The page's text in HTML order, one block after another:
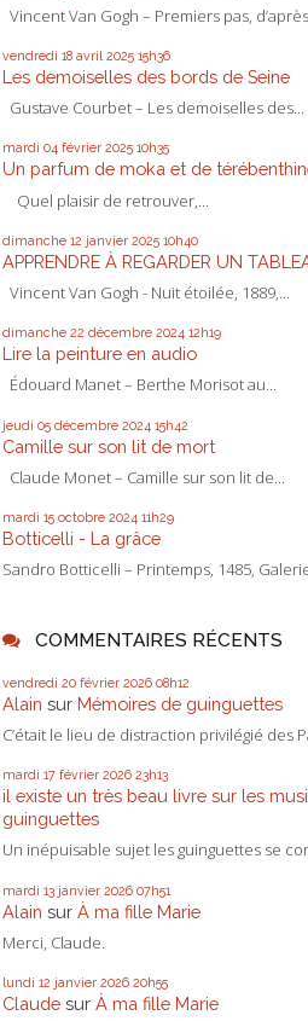
Vincent Van Gogh – Premiers pas,
vendredi 18 avril 2025 15h36
Les demoiselles des bords de Seine
Gustave Courbet – Les demoiselles des...
mardi 04 février 2025 10h35
Un parfum de moka et de
Quel plaisir de retrouver,...
dimanche 12 janvier 2025 10h40
APPRENDRE À REGARDER UN
Vincent Van Gogh - Nuit étoilée, 1889,...
dimanche 22 décembre 2024 12h19
Lire la peinture en audio
Édouard Manet – Berthe Morisot au...
jeudi 05 décembre 2024 15h42
Camille sur son lit de mort
Claude Monet – Camille sur son lit de...
mardi 15 octobre 2024 11h29
Botticelli - La grâce
Sandro Botticelli – Printemps, 1485,
COMMENTAIRES RÉCENTS
vendredi 20 février 2026 08h12
Alain sur Mémoires de guinguettes
C’était le lieu de distraction privilégié des
mardi 17 février 2026 23h13
il existe un très beau livre sur les
guinguettes
Un inépuisable sujet les guinguettes se
mardi 13 janvier 2026 07h51
Alain sur À ma fille Marie
Merci, Claude.
lundi 12 janvier 2026 20h55
Claude sur À ma fille Marie